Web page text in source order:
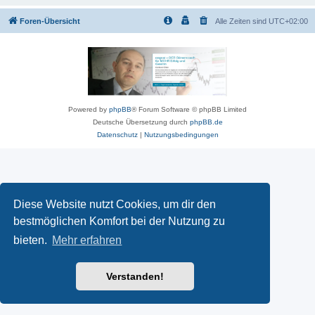
Diese Website nutzt Cookies, um dir den
bestmöglichen Komfort bei der Nutzung zu
bieten. Mehr erfahren
Verstanden!
Foren-Übersicht Alle Zeiten sind UTC+02:00
Powered by phpBB® Forum Software © phpBB Limited
Deutsche Übersetzung durch phpBB.de
Datenschutz| Nutzungsbedingungen